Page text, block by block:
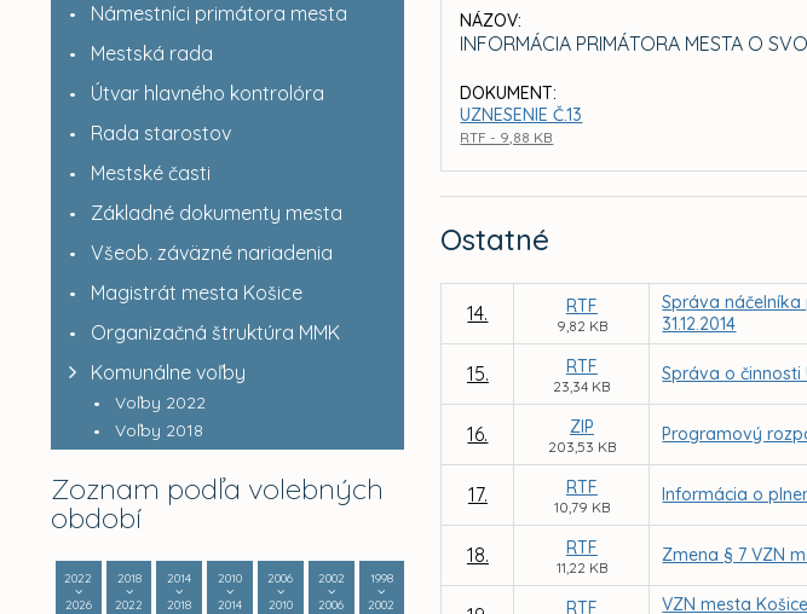
Námestníci primátora mesta
Mestská rada
Útvar hlavného kontrolóra
Rada starostov
Mestské časti
Základné dokumenty mesta
Všeob. záväzné nariadenia
Magistrát mesta Košice
Organizačná štruktúra MMK
Komunálne voľby
Voľby 2022
Voľby 2018
Zoznam podľa volebných
období
2022
2026
2018
2022
2014
2018
2010
2014
2006
2010
2002
2006
1998
2002
NÁZOV:
INFORMÁCIA PRIMÁTORA MESTA O
DOKUMENT:
UZNESENIE Č.13
RTF - 9,88 KB
Ostatné
14. RTF
9,82 KB
Správa náčelníka
31.12.2014
15. RTF
23,34 KB
Správa o
16. ZIP
203,53 KB
Programový
17. RTF
10,79 KB
Informácia o
18. RTF
11,22 KB
Zmena § 7 VZN
RTF
VZN mesta